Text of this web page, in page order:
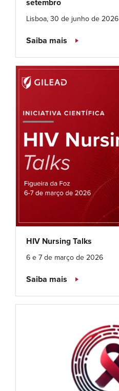
Lisboa, 30 de junho de 2026
Saiba mais
HIV Nursing Talks
6 e 7 de março de 2026
Saiba mais